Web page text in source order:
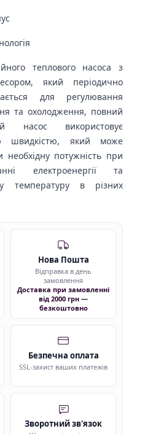
теплового насоса з
який періодично
для регулювання
та охолодження, повний
насос використовує
швидкістю, який може
потужність при
електроенергії та
температуру в різних
Нова Пошта
Відправка в день
замовлення
Доставка при замовленні
від 2000 грн —
безкоштовно
Безпечна оплата
SSL-захист ваших платежів
Зворотний зв'язок